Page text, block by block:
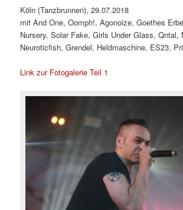
Köln (Tanzbrunnen), 29.07.2018
mit And One, Oomph!, Agonoize, Goethes
Nursery, Solar Fake, Girls Under Glass, Qntal,
Neuroticfish, Grendel, Heldmaschine, ES23,
Link zur Fotogalerie Teil 1